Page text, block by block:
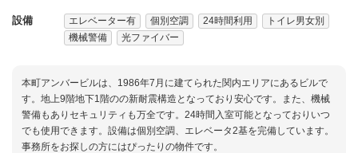
設備 エレベーター有 個別空調 24時間利用
トイレ男女別
機械警備
光ファイバー
本町アンバービルは、1986年7月に建てられた関内エリアにあるビルで
す。地上9階地下1階のの新耐震構造となっており安心です。また、機械
警備もありセキュリティも万全です。24時間入室可能となっておりいつ
でも使用できます。設備は個別空調、エレベータ2基を完備しています。
事務所をお探しの方にはぴったりの物件です。